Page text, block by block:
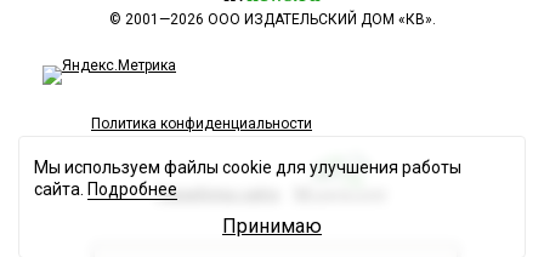
© 2001—2026 ООО ИЗДАТЕЛЬСКИЙ ДОМ «КВ».
Политика конфиденциальности
Разработка сайта
Мы используем файлы cookie для улучшения работы
сайта. Подробнее
Принимаю